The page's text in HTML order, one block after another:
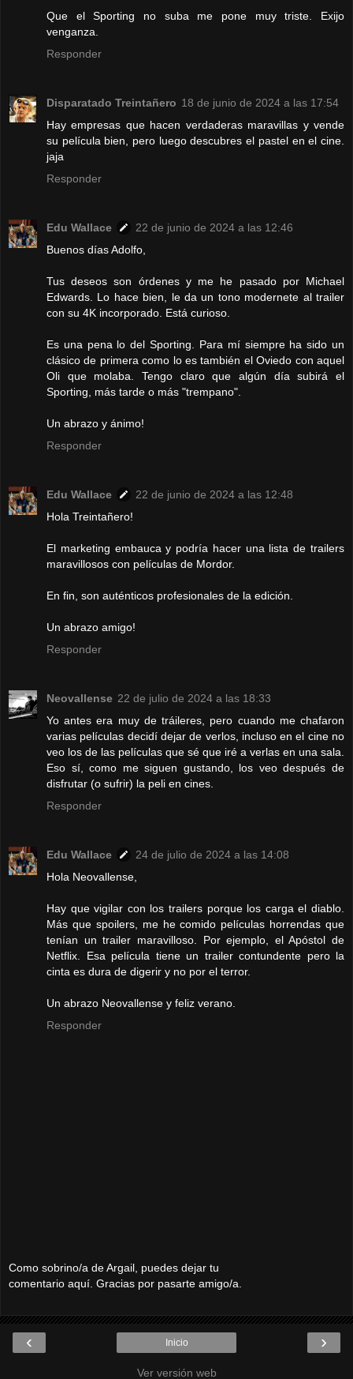
Que el Sporting no suba me pone muy triste. Exijo
venganza.
Responder
Disparatado Treintañero 18 de junio de 2024 a las 17:54
Hay empresas que hacen verdaderas maravillas y vende
su película bien, pero luego descubres el pastel en el cine.
jaja
Responder
Edu Wallace
22 de junio de 2024 a las 12:46
Buenos días Adolfo,
Tus deseos son órdenes y me he pasado por Michael
Edwards. Lo hace bien, le da un tono modernete al trailer
con su 4K incorporado. Está curioso.
Es una pena lo del Sporting. Para mí siempre ha sido un
clásico de primera como lo es también el Oviedo con aquel
Oli que molaba. Tengo claro que algún día subirá el
Sporting, más tarde o más "trempano".
Un abrazo y ánimo!
Responder
Edu Wallace
22 de junio de 2024 a las 12:48
Hola Treintañero!
El marketing embauca y podría hacer una lista de trailers
maravillosos con películas de Mordor.
En fin, son auténticos profesionales de la edición.
Un abrazo amigo!
Responder
Neovallense 22 de julio de 2024 a las 18:33
Yo antes era muy de tráileres, pero cuando me chafaron
varias películas decidí dejar de verlos, incluso en el cine no
veo los de las películas que sé que iré a verlas en una sala.
Eso sí, como me siguen gustando, los veo después de
disfrutar (o sufrir) la peli en cines.
Responder
Edu Wallace
24 de julio de 2024 a las 14:08
Hola Neovallense,
Hay que vigilar con los trailers porque los carga el diablo.
Más que spoilers, me he comido películas horrendas que
tenían un trailer maravilloso. Por ejemplo, el Apóstol de
Netflix. Esa película tiene un trailer contundente pero la
cinta es dura de digerir y no por el terror.
Un abrazo Neovallense y feliz verano.
Responder
Como sobrino/a de Argail, puedes dejar tu
comentario aquí. Gracias por pasarte amigo/a.
‹ ›
Inicio
Ver versión web